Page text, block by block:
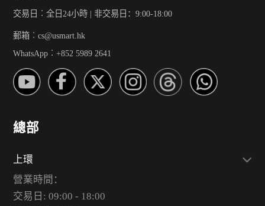
交易日︰全日24小時 | 非交易日：9:00-18:00
郵箱︰cs@usmart.hk
WhatsApp︰+852 5989 2641
總部
上環
營業時間：
交易日: 09:00 - 18:00